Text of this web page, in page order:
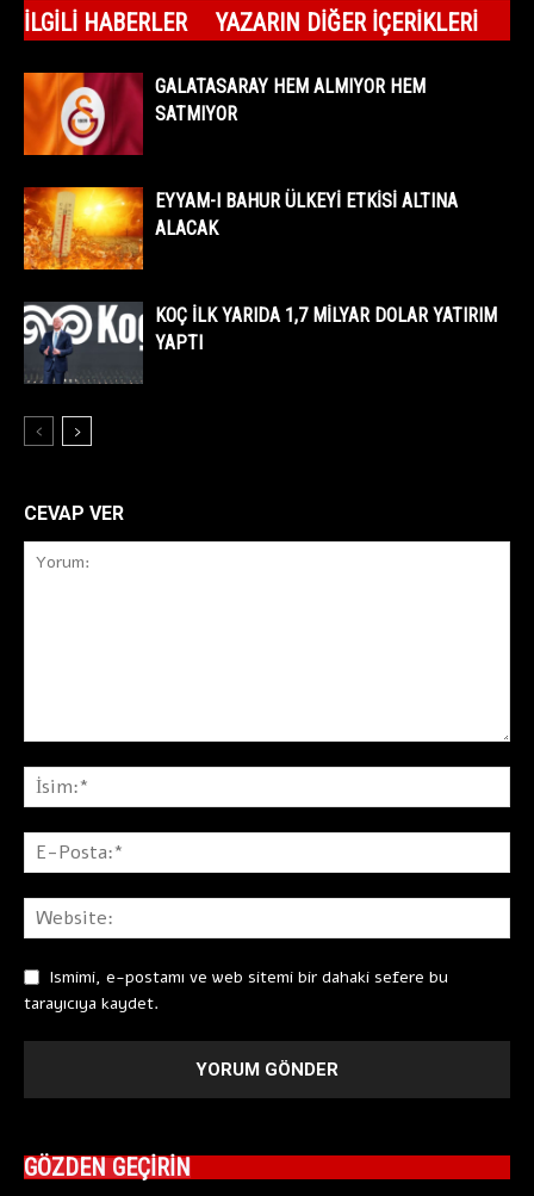
İLGILI HABERLER YAZARIN DIĞER İÇERIKLERI
GALATASARAY HEM ALMIYOR HEM
SATMIYOR
EYYAM-I BAHUR ÜLKEYİ ETKİSİ ALTINA
ALACAK
KOÇ İLK YARIDA 1,7 MİLYAR DOLAR YATIRIM
YAPTI
CEVAP VER
Ismimi, e-postamı ve web sitemi bir dahaki sefere bu
tarayıcıya kaydet.
GÖZDEN GEÇİRİN